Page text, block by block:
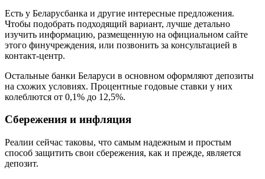
Есть у Беларусбанка и другие интересные предложения.
Чтобы подобрать подходящий вариант, лучше детально
изучить информацию, размещенную на официальном сайте
этого финучреждения, или позвонить за консультацией в
контакт-центр.
Остальные банки Беларуси в основном оформляют депозиты
на схожих условиях. Процентные годовые ставки у них
колеблются от 0,1% до 12,5%.
Сбережения и инфляция
Реалии сейчас таковы, что самым надежным и простым
способ защитить свои сбережения, как и прежде, является
депозит.